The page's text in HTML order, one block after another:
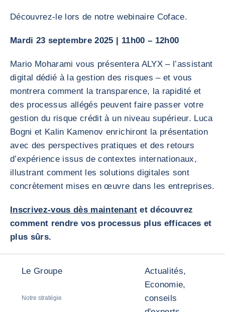
Découvrez-le lors de notre webinaire Coface.
Mardi 23 septembre 2025 | 11h00 – 12h00
Mario Moharami vous présentera ALYX – l’assistant
digital dédié à la gestion des risques – et vous
montrera comment la transparence, la rapidité et
des processus allégés peuvent faire passer votre
gestion du risque crédit à un niveau supérieur. Luca
Bogni et Kalin Kamenov enrichiront la présentation
avec des perspectives pratiques et des retours
d’expérience issus de contextes internationaux,
illustrant comment les solutions digitales sont
concrètement mises en œuvre dans les entreprises.
Inscrivez-vous dès maintenantet découvrez
comment rendre vos processus plus efficaces et
plus sûrs.
Le Groupe
Notre stratégie
Actualités,
Economie,
conseils